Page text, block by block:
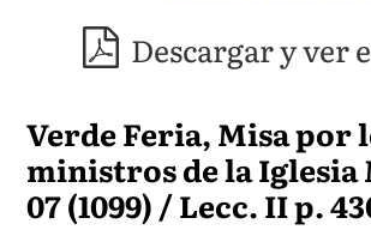
Descargar y ver
Verde Feria, Misa por
ministros de la Iglesia
07 (1099) / Lecc. II p.